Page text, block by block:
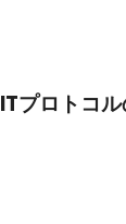
ITプロトコ